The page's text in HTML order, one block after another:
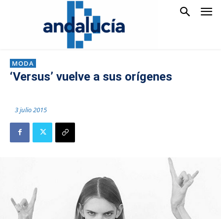
MODA
‘Versus’ vuelve a sus orígenes
3 julio 2015